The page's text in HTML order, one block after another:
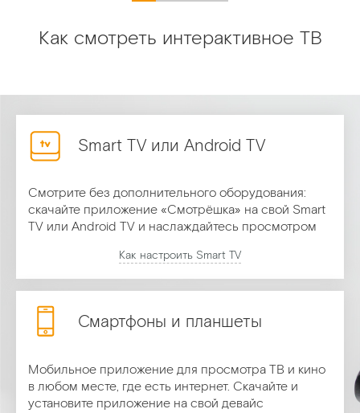
Как смотреть интерактивное ТВ
Smart TV или Android TV
Смотрите без дополнительного оборудования:
скачайте приложение «Смотрёшка» на свой Smart
TV или Android TV и наслаждайтесь просмотром
Как настроить Smart TV
Смартфоны и планшеты
Мобильное приложение для просмотра ТВ и кино
в любом месте, где есть интернет. Скачайте и
установите приложение на свой девайс